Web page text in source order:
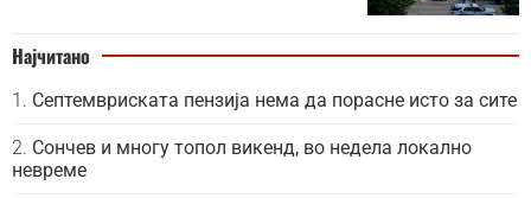
Најчитано
Септемвриската пензија нема да порасне исто за сите
Сончев и многу топол викенд, во недела локално
невреме